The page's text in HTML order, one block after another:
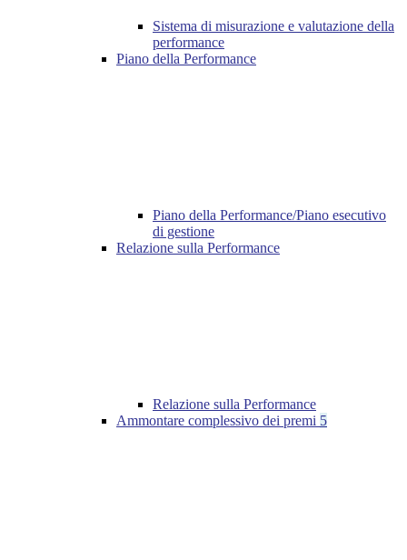
Sistema di misurazione e valutazione della
performance
Piano della Performance
Piano della Performance/Piano esecutivo
di gestione
Relazione sulla Performance
Relazione sulla Performance
Ammontare complessivo dei premi 5